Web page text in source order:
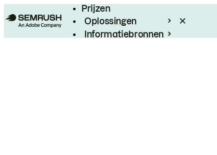
Prijzen
Oplossingen
Informatiebronnen